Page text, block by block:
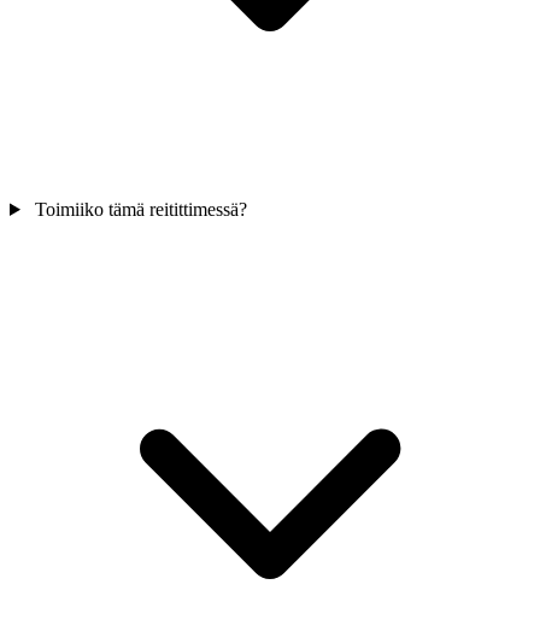
Toimiiko tämä reitittimessä?